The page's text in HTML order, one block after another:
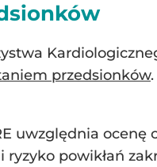
przedsionków
uwzględnia ocenę
powikłań